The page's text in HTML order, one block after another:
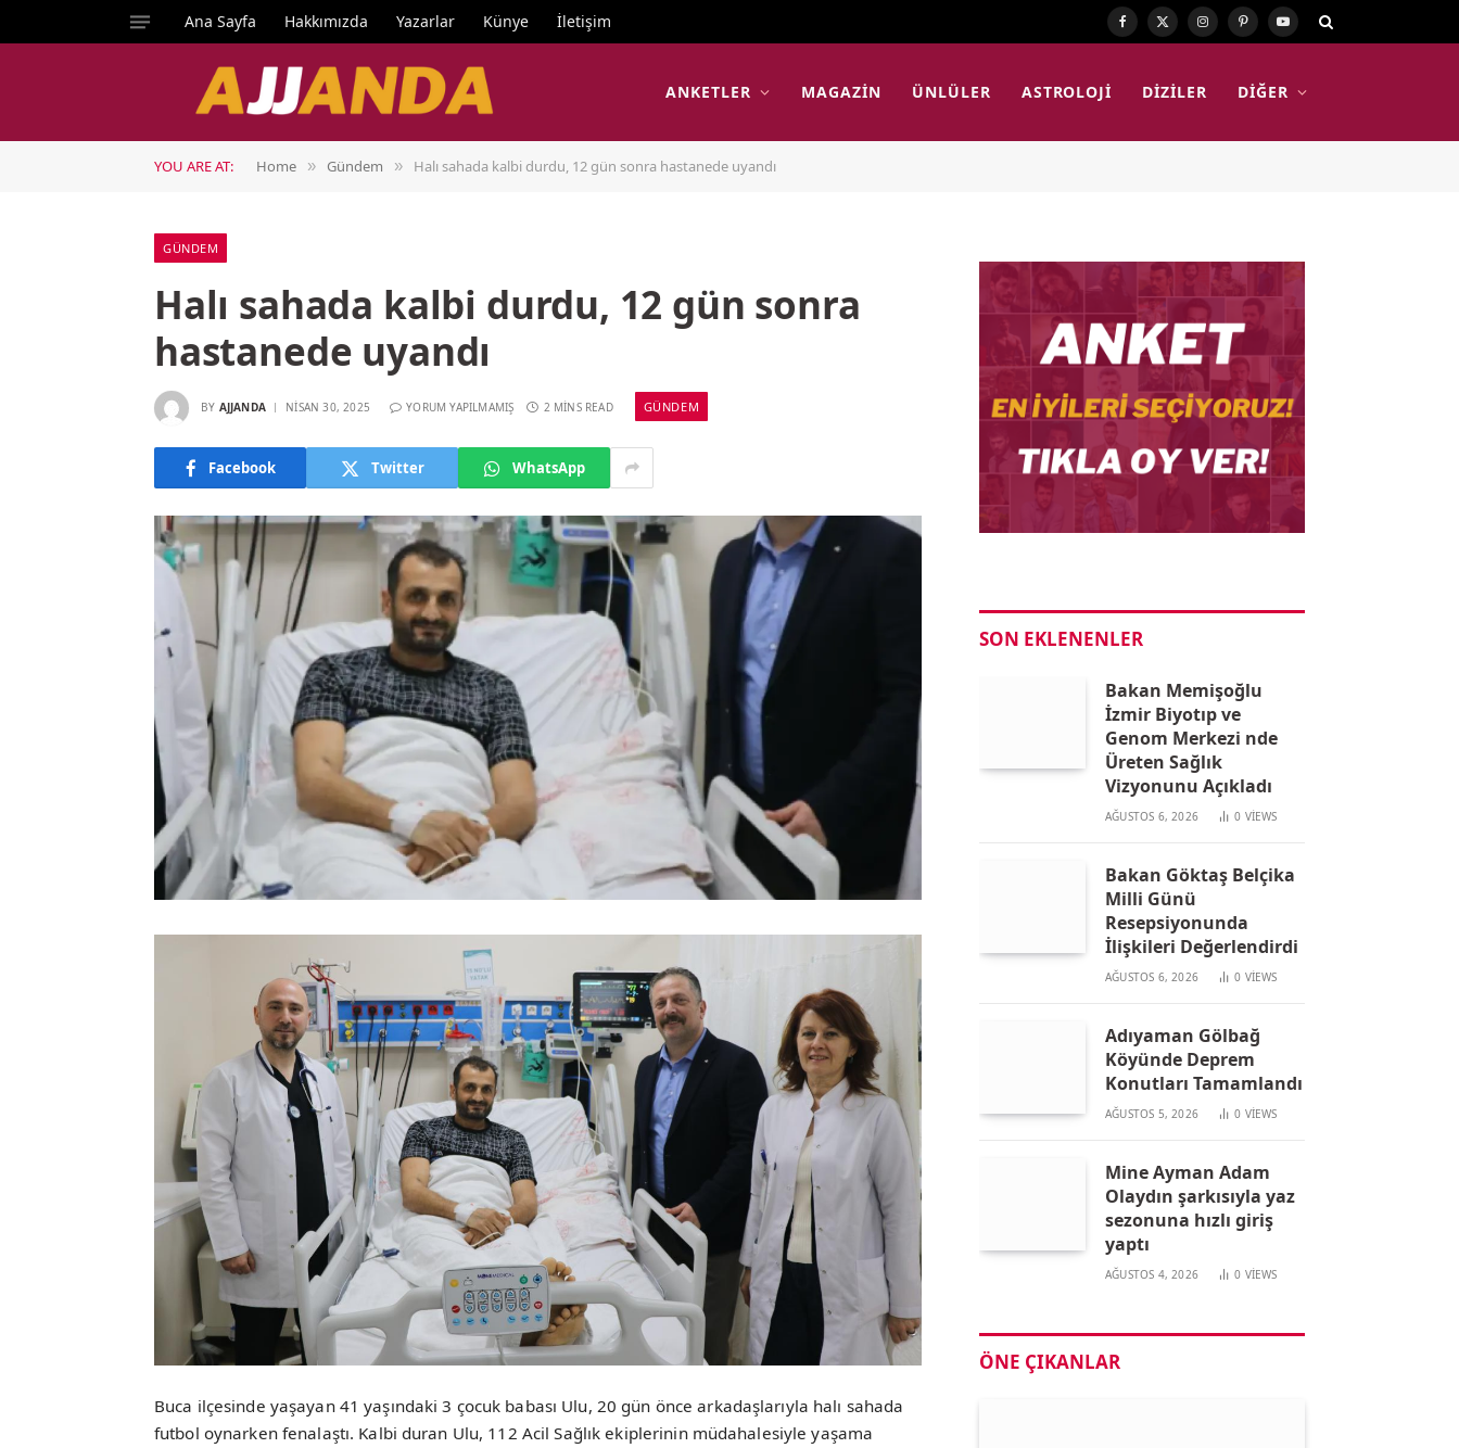
Ana Sayfa Hakkımızda Yazarlar Künye İletişim Facebook
X
Instagram
PinterestYouTube
ANKETLER MAGAZIN ÜNLÜLER ASTROLOJI DIZILER DIĞER
YOU ARE AT: Home » Gündem » Halı sahada kalbi durdu, 12 gün sonra hastanede uyandı
GÜNDEM
Halı sahada kalbi durdu, 12 gün sonra
hastanede uyandı
BY AJJANDA NISAN 30, 2025 YORUM YAPILMAMIŞ 2 MINS READ GÜNDEM
Facebook Twitter WhatsApp
Buca ilçesinde yaşayan 41 yaşındaki 3 çocuk babası Ulu, 20 gün önce arkadaşlarıyla halı sahada
futbol oynarken fenalaştı. Kalbi duran Ulu, 112 Acil Sağlık ekiplerinin müdahalesiyle yaşama
SON EKLENENLER
Bakan Memişoğlu
İzmir Biyotıp ve
Genom Merkezi nde
Üreten Sağlık
Vizyonunu Açıkladı
AĞUSTOS 6, 2026 0 VIEWS
Bakan Göktaş Belçika
Milli Günü
Resepsiyonunda
İlişkileri Değerlendirdi
AĞUSTOS 6, 2026 0 VIEWS
Adıyaman Gölbağ
Köyünde Deprem
Konutları Tamamlandı
AĞUSTOS 5, 2026 0 VIEWS
Mine Ayman Adam
Olaydın şarkısıyla yaz
sezonuna hızlı giriş
yaptı
AĞUSTOS 4, 2026 0 VIEWS
ÖNE ÇIKANLAR